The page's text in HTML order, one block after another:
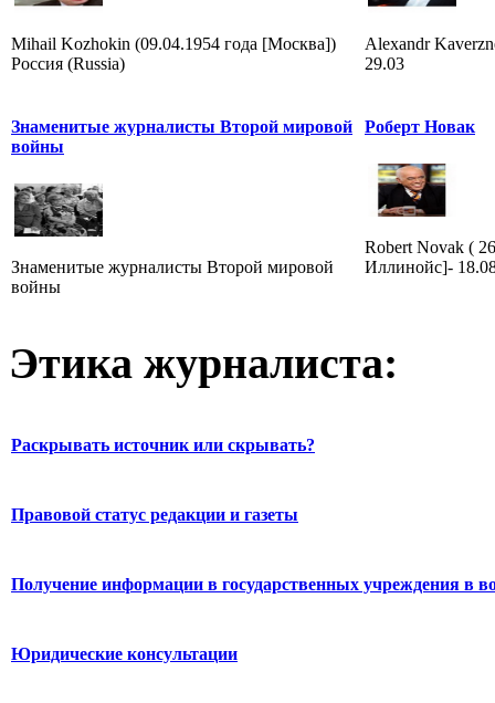
Mihail Kozhokin (09.04.1954 года [Москва])
Россия (Russia)
Alexandr
29.03
Знаменитые журналисты Второй мировой
войны
Знаменитые журналисты Второй мировой
войны
Роберт Новак
Robert Novak (
Иллинойс]-
Этика журналиста:
Раскрывать источник или скрывать?
Правовой статус редакции и газеты
Получение информации в государственных учреждения в
Юридические консультации